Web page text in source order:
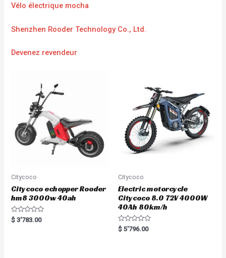
Vélo électrique mocha
Shenzhen Rooder Technology Co., Ltd.
Devenez revendeur
Citycoco
Citycoco echopper Rooder
hm8 3000w 40ah
R
a
$ 3'783.00
Citycoco
Electric motorcycle
Citycoco 8.0 72V 4000W
40Ah 80km/h
R
a
$ 5'796.00